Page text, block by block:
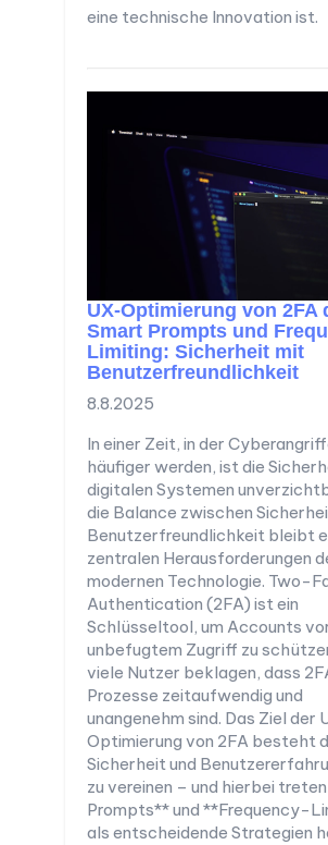
eine technische Innovation ist.
UX-Optimierung von 2FA
Smart Prompts und
Limiting: Sicherheit mit
Benutzerfreundlichkeit
8.8.2025
In einer Zeit, in der
häufiger werden, ist die
digitalen Systemen
die Balance zwischen
Benutzerfreundlichkeit bleibt
zentralen Herausforderungen
modernen Technologie. Two-
Authentication (2FA) ist ein
Schlüsseltool, um Accounts
unbefugtem Zugriff zu
viele Nutzer beklagen, dass
Prozesse zeitaufwendig und
unangenehm sind. Das Ziel der
Optimierung von 2FA besteht
Sicherheit und
zu vereinen – und hierbei
Prompts** und **Frequency-
als entscheidende Strategien